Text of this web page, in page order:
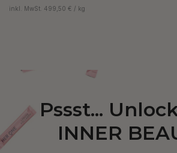
inkl. MwSt. 499,50 € / kg
Pssst...
INNER